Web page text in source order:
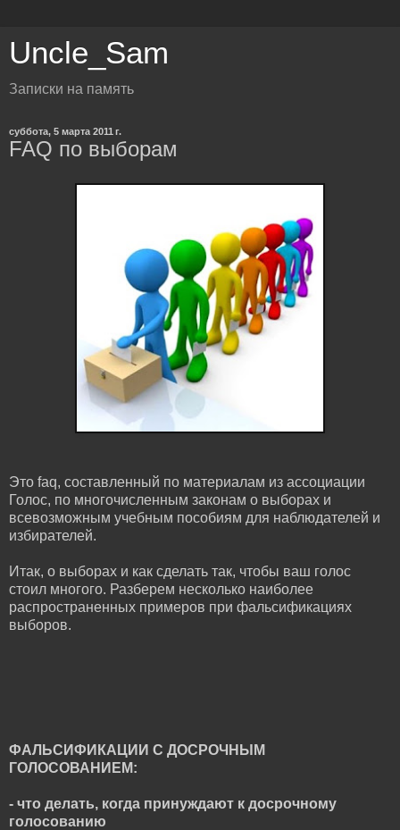
Uncle_Sam
Записки на память
суббота, 5 марта 2011 г.
FAQ по выборам
Это faq, составленный по материалам из ассоциации
Голос, по многочисленным законам о выборах и
всевозможным учебным пособиям для наблюдателей и
избирателей.
Итак, о выборах и как сделать так, чтобы ваш голос
стоил многого. Разберем несколько наиболее
распространенных примеров при фальсификациях
выборов.
ФАЛЬСИФИКАЦИИ С ДОСРОЧНЫМ
ГОЛОСОВАНИЕМ:
- что делать, когда принуждают к досрочному
голосованию